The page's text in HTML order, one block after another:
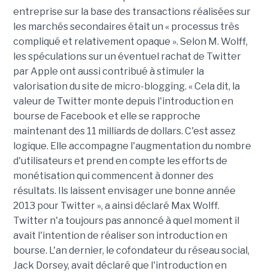
entreprise sur la base des transactions réalisées sur
les marchés secondaires était un « processus très
compliqué et relativement opaque ». Selon M. Wolff,
les spéculations sur un éventuel rachat de Twitter
par Apple ont aussi contribué à stimuler la
valorisation du site de micro-blogging. « Cela dit, la
valeur de Twitter monte depuis l'introduction en
bourse de Facebook et elle se rapproche
maintenant des 11 milliards de dollars. C'est assez
logique. Elle accompagne l'augmentation du nombre
d'utilisateurs et prend en compte les efforts de
monétisation qui commencent à donner des
résultats. Ils laissent envisager une bonne année
2013 pour Twitter », a ainsi déclaré Max Wolff.
Twitter n'a toujours pas annoncé à quel moment il
avait l'intention de réaliser son introduction en
bourse. L'an dernier, le cofondateur du réseau social,
Jack Dorsey, avait déclaré que l'introduction en